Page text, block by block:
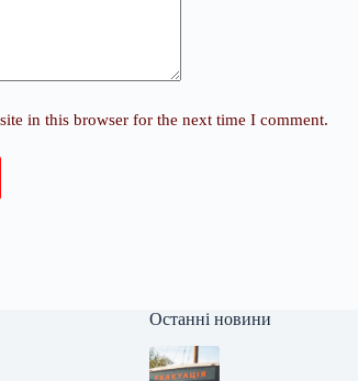
in this browser for the next time I comment.
Останні новини